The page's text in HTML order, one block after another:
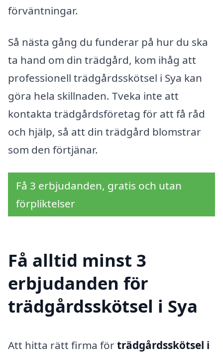
förväntningar.
Så nästa gång du funderar på hur du ska
ta hand om din trädgård, kom ihåg att
professionell trädgårdsskötsel i Sya kan
göra hela skillnaden. Tveka inte att
kontakta trädgårdsföretag för att få råd
och hjälp, så att din trädgård blomstrar
som den förtjänar.
Få 3 erbjudanden, gratis och utan
förpliktelser
Få alltid minst 3
erbjudanden för
trädgårdsskötsel i Sya
Att hitta rätt firma förträdgårdsskötsel i